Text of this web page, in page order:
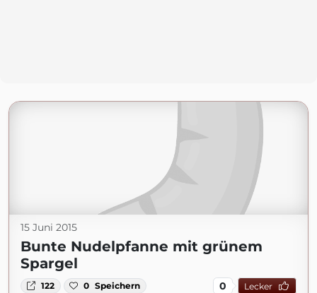
15 Juni 2015
Bunte Nudelpfanne mit grünem
Spargel
122 0 Speichern 0 Lecker